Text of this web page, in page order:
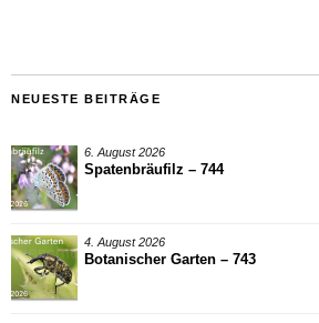
NEUESTE BEITRÄGE
6. August 2026
Spatenbräufilz – 744
4. August 2026
Botanischer Garten – 743